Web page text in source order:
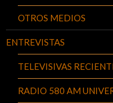
OTROS MEDIOS
ENTREVISTAS
TELEVISIVAS
RADIO 580 AM